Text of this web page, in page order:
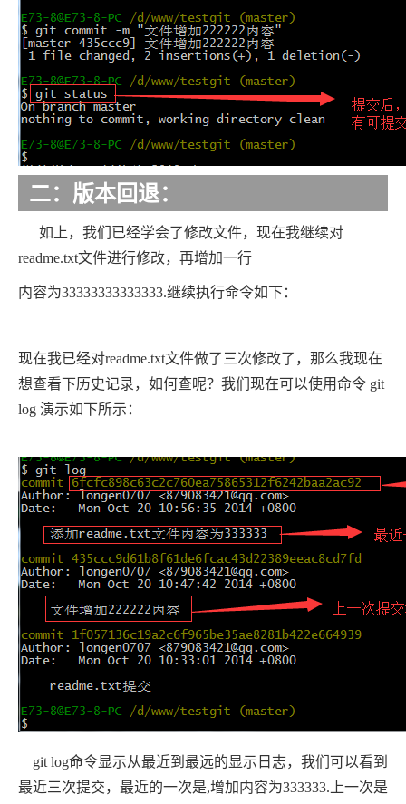
二：版本回退：
如上，我们已经学会了修改文件，现在我继续对
readme.txt文件进行修改，再增加一行
内容为33333333333333.继续执行命令如下：
现在我已经对readme.txt文件做了三次修改了，那么我现在
想查看下历史记录，如何查呢？我们现在可以使用命令 git
log 演示如下所示：
git log命令显示从最近到最远的显示日志，我们可以看到
最近三次提交，最近的一次是,增加内容为333333.上一次是